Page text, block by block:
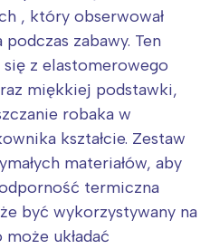
, który obserwował
zabawy. Ten
się z elastomerowego
miękkiej podstawki,
robaka w
kształcie. Zestaw
materiałów, aby
odporność termiczna
być wykorzystywany na
układać